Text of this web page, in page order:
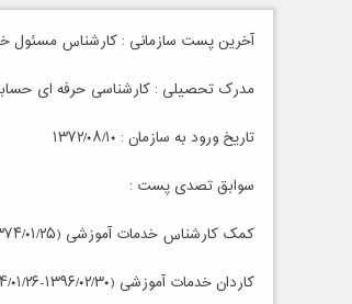
آخرین پست سازمانی : کارشناس مسئول
مدرک تحصیلی : کارشناسی حرفه ای
تاریخ ورود به سازمان : ۱۳۷۲/۰۸/۱۰
سوابق تصدی پست :
کمک کارشناس خدمات آموزشی (۱۳۷۴/۰۱/۲۵-۱۳۷۲/۰۶/۰۱)
کاردان خدمات آموزشی (۱۳۹۶/۰۲/۳۰-۱۳۷۴/۰۱/۲۶)